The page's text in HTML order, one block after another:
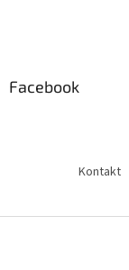
Facebook
Kontakt